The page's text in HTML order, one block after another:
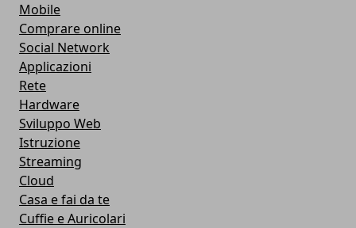
Mobile
Comprare online
Social Network
Applicazioni
Rete
Hardware
Sviluppo Web
Istruzione
Streaming
Cloud
Casa e fai da te
Cuffie e Auricolari